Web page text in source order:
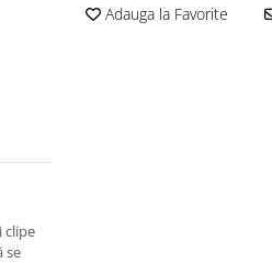
Adauga la Favorite
clipe
se